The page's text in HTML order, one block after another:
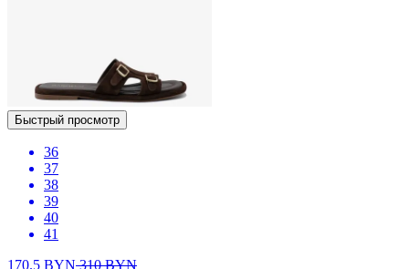
Быстрый просмотр
36
37
38
39
40
41
170.5 BYN310BYN